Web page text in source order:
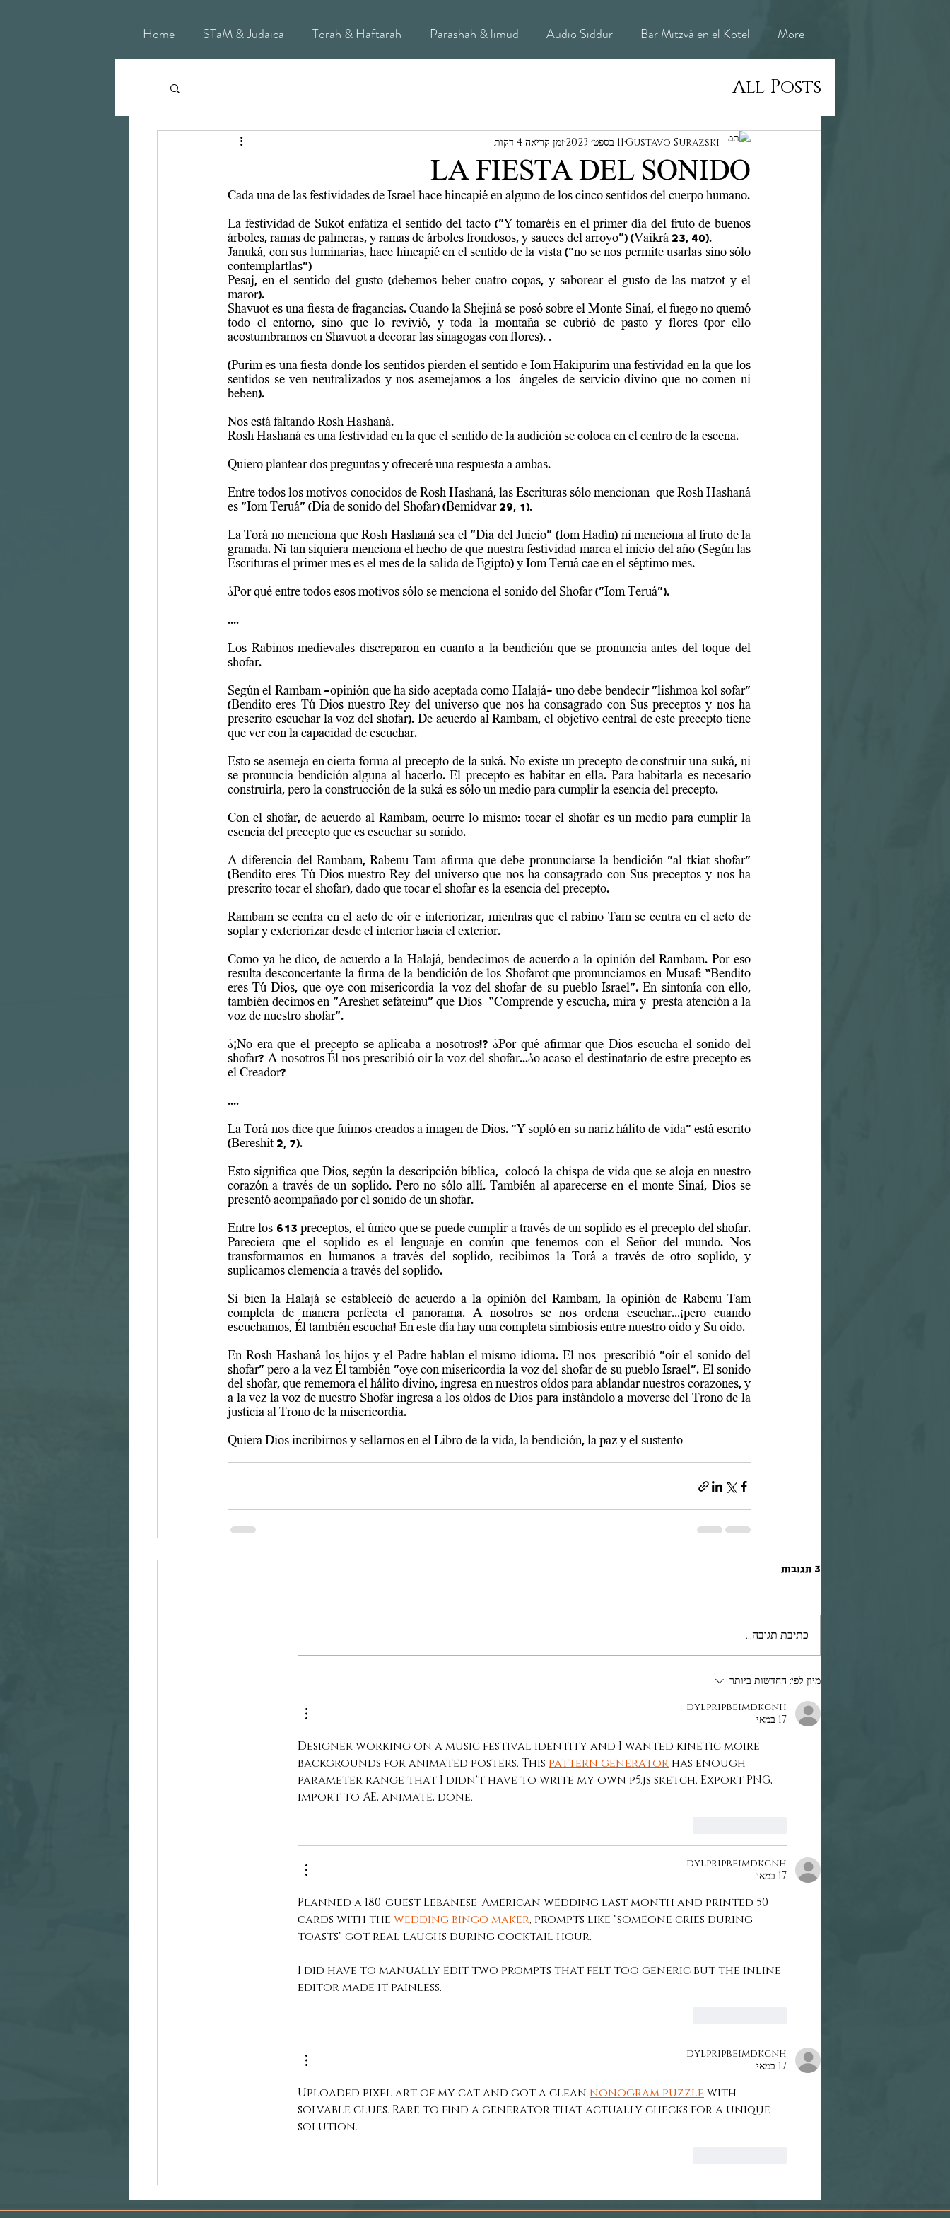
Home STaM & Judaica Torah & Haftarah Parashah & limud Audio Siddur Bar Mitzvá en el Kotel More
All Posts
LA FIESTA DEL SONIDO
Gustavo Surazski 11 בספט׳ 2023 זמן קריאה 4 דקות
La festividad de Sukot enfatiza el sentido del tacto ("Y tomaréis en el primer día del fruto de buenos
árboles, ramas de palmeras, y ramas de árboles frondosos, y sauces del arroyo") (Vaikrá 23, 40).
contemplartlas")
Pesaj, en el sentido del gusto (debemos beber cuatro copas, y saborear el gusto de las matzot y el
maror).
Shavuot es una fiesta de fragancias. Cuando la Shejiná se posó sobre el Monte Sinaí, el fuego no quemó
todo el entorno, sino que lo revivió, y toda la montaña se cubrió de pasto y flores (por ello
acostumbramos en Shavuot a decorar las sinagogas con flores). .
(Purim es una fiesta donde los sentidos pierden el sentido e Iom Hakipurim una festividad en la que los
sentidos se ven neutralizados y nos asemejamos a los  ángeles de servicio divino que no comen ni
beben).
Nos está faltando Rosh Hashaná.
Rosh Hashaná es una festividad en la que el sentido de la audición se coloca en el centro de la escena.
Quiero plantear dos preguntas y ofreceré una respuesta a ambas.
Entre todos los motivos conocidos de Rosh Hashaná, las Escrituras sólo mencionan  que Rosh Hashaná
es "Iom Teruá" (Día de sonido del Shofar) (Bemidvar 29, 1).
La Torá no menciona que Rosh Hashaná sea el "Día del Juicio" (Iom Hadín) ni menciona al fruto de la
granada. Ni tan siquiera menciona el hecho de que nuestra festividad marca el inicio del año (Según las
Escrituras el primer mes es el mes de la salida de Egipto) y Iom Teruá cae en el séptimo mes.
¿Por qué entre todos esos motivos sólo se menciona el sonido del Shofar ("Iom Teruá").
....
Los Rabinos medievales discreparon en cuanto a la bendición que se pronuncia antes del toque del
shofar.
Según el Rambam -opinión que ha sido aceptada como Halajá- uno debe bendecir "lishmoa kol sofar"
(Bendito eres Tú Dios nuestro Rey del universo que nos ha consagrado con Sus preceptos y nos ha
prescrito escuchar la voz del shofar). De acuerdo al Rambam, el objetivo central de este precepto tiene
que ver con la capacidad de escuchar.
Esto se asemeja en cierta forma al precepto de la suká. No existe un precepto de construir una suká, ni
se pronuncia bendición alguna al hacerlo. El precepto es habitar en ella. Para habitarla es necesario
construirla, pero la construcción de la suká es sólo un medio para cumplir la esencia del precepto.
Con el shofar, de acuerdo al Rambam, ocurre lo mismo: tocar el shofar es un medio para cumplir la
esencia del precepto que es escuchar su sonido.
A diferencia del Rambam, Rabenu Tam afirma que debe pronunciarse la bendición "al tkiat shofar"
(Bendito eres Tú Dios nuestro Rey del universo que nos ha consagrado con Sus preceptos y nos ha
prescrito tocar el shofar), dado que tocar el shofar es la esencia del precepto.
Rambam se centra en el acto de oír e interiorizar, mientras que el rabino Tam se centra en el acto de
soplar y exteriorizar desde el interior hacia el exterior.
Como ya he dico, de acuerdo a la Halajá, bendecimos de acuerdo a la opinión del Rambam. Por eso
resulta desconcertante la firma de la bendición de los Shofarot que pronunciamos en Musaf: “Bendito
eres Tú Dios, que oye con misericordia la voz del shofar de su pueblo Israel”. En sintonía con ello,
también decimos en "Areshet sefateinu" que Dios  “Comprende y escucha, mira y  presta atención a la
voz de nuestro shofar”.
¿¡No era que el precepto se aplicaba a nosotros!? ¿Por qué afirmar que Dios escucha el sonido del
shofar? A nosotros Él nos prescribió oir la voz del shofar...¿o acaso el destinatario de estre precepto es
el Creador?
....
La Torá nos dice que fuimos creados a imagen de Dios. "Y sopló en su nariz hálito de vida" está escrito
(Bereshit 2, 7).
Esto significa que Dios, según la descripción bíblica,  colocó la chispa de vida que se aloja en nuestro
corazón a través de un soplido. Pero no sólo allí. También al aparecerse en el monte Sinaí, Dios se
presentó acompañado por el sonido de un shofar.
Entre los 613 preceptos, el único que se puede cumplir a través de un soplido es el precepto del shofar.
Pareciera que el soplido es el lenguaje en común que tenemos con el Señor del mundo. Nos
transformamos en humanos a través del soplido, recibimos la Torá a través de otro soplido, y
suplicamos clemencia a través del soplido.
Si bien la Halajá se estableció de acuerdo a la opinión del Rambam, la opinión de Rabenu Tam
completa de manera perfecta el panorama. A nosotros se nos ordena escuchar...¡pero cuando
escuchamos, Él también escucha! En este día hay una completa simbiosis entre nuestro oído y Su oído.
En Rosh Hashaná los hijos y el Padre hablan el mismo idioma. El nos  prescribió "oír el sonido del
shofar" pero a la vez Él también "oye con misericordia la voz del shofar de su pueblo Israel". El sonido
del shofar, que rememora el hálito divino, ingresa en nuestros oídos para ablandar nuestros corazones, y
a la vez la voz de nuestro Shofar ingresa a los oídos de Dios para instándolo a moverse del Trono de la
justicia al Trono de la misericordia.
Quiera Dios incribirnos y sellarnos en el Libro de la vida, la bendición, la paz y el sustento
3 תגובות
כתיבת תגובה...
מיון לפי: החדשות ביותר
dylpripbeimdkcnh
17 במאי
Designer working on a music festival identity and I wanted kinetic moire
backgrounds for animated posters. This pattern generator has enough
parameter range that I didn't have to write my own p5.js sketch. Export PNG,
import to AE, animate, done.
dylpripbeimdkcnh
17 במאי
Planned a 180-guest Lebanese-American wedding last month and printed 50
cards with the wedding bingo maker, prompts like "someone cries during
toasts" got real laughs during cocktail hour.
I did have to manually edit two prompts that felt too generic but the inline
editor made it painless.
dylpripbeimdkcnh
17 במאי
Uploaded pixel art of my cat and got a clean nonogram puzzle with
solvable clues. Rare to find a generator that actually checks for a unique
solution.